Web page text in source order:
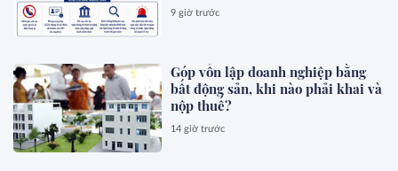
9 giờ trước
Góp vốn lập doanh nghiệp bằng
bất động sản, khi nào phải khai và
nộp thuế?
14 giờ trước